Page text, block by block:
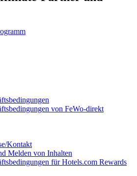
von FeWo-direkt
Kontakt
Melden von Inhalten
für Hotels.com Rewards